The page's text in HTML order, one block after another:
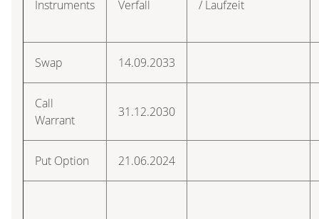
Instruments
Verfall
/ Laufzeit
Swap 14.09.2033
Call
Warrant
31.12.2030
Put Option 21.06.2024